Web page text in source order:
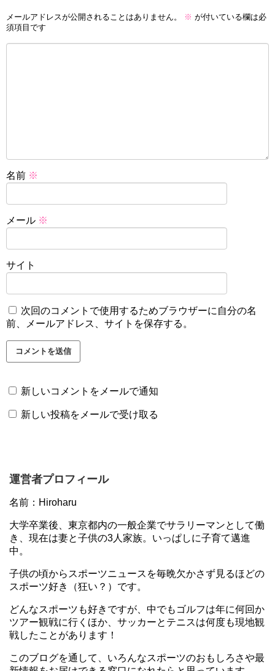
メールアドレスが公開されることはありません。 ※ が付いている欄は必
須項目です
名前 ※
メール ※
サイト
次回のコメントで使用するためブラウザーに自分の名
前、メールアドレス、サイトを保存する。
新しいコメントをメールで通知
新しい投稿をメールで受け取る
運営者プロフィール
名前：Hiroharu
大学卒業後、東京都内の一般企業でサラリーマンとして働
き、現在は妻と子供の3人家族。いっぱしに子育て邁進
中。
子供の頃からスポーツニュースを毎晩欠かさず見るほどの
スポーツ好き（狂い？）です。
どんなスポーツも好きですが、中でもゴルフは年に何回か
ツアー観戦に行くほか、サッカーとテニスは何度も現地観
戦したことがあります！
このブログを通して、いろんなスポーツのおもしろさや最